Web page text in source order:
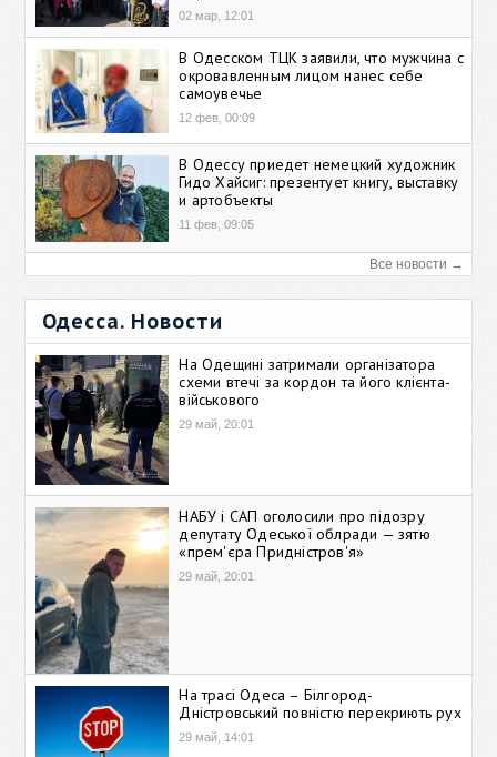
02 мар, 12:01
В Одесском ТЦК заявили, что мужчина с
окровавленным лицом нанес себе
самоувечье
12 фев, 00:09
В Одессу приедет немецкий художник
Гидо Хайсиг: презентует книгу, выставку
и артобъекты
11 фев, 09:05
Все новости →
Одесса. Новости
На Одещині затримали організатора
схеми втечі за кордон та його клієнта-
військового
29 май, 20:01
НАБУ і САП оголосили про підозру
депутату Одеської облради — зятю
«прем'єра Придністров'я»
29 май, 20:01
На трасі Одеса – Білгород-
Дністровський повністю перекриють рух
29 май, 14:01